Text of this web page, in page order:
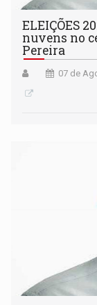
ELEIÇÕES
nuvens no
Pereira
07 de